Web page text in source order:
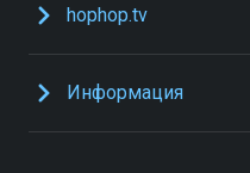
hophop.tv
Информация